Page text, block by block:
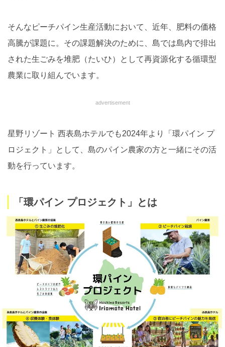
そんなピーチパイン生産活動において、近年、肥料の価格
高騰が課題に。その課題解決のために、島では島内で排出
された生ごみを堆肥（たいひ）として再資源化する循環型
農業に取り組んでいます。
advertisement
星野リゾート 西表島ホテルでも2024年より「環パイン プ
ロジェクト」として、島のパイン農家の方と一緒にその活
動を行っています。
「環パイン プロジェクト」とは